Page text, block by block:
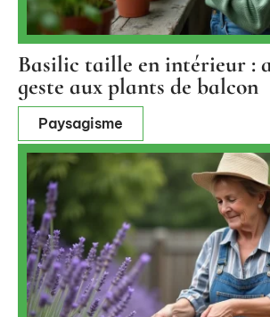
Basilic taille en intérieur :
geste aux plants de balcon
Paysagisme